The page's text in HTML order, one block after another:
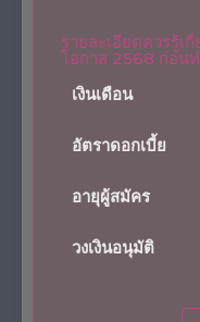
รายละเอียดควรรู้เ
โอกาส 2568 ก่อน
เงินเดือน
อัตราดอกเบี้ย
อายุผู้สมัคร
วงเงินอนุมัติ